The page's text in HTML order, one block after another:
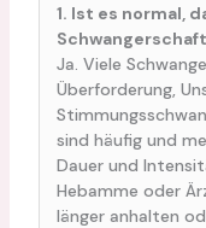
1. Ist es normal,
Ja. Viele
Überforderung,
sind häufig und
Dauer und
Hebamme oder
länger anhalten